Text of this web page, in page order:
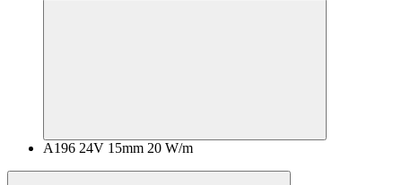
A196 24V 15mm 20 W/m